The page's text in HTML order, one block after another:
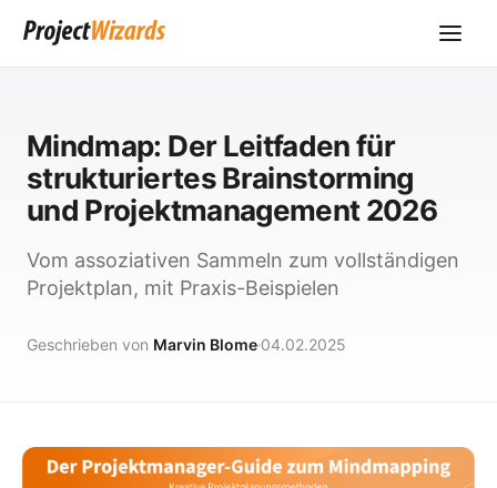
Mindmap: Der Leitfaden für
strukturiertes Brainstorming
und Projektmanagement 2026
Vom assoziativen Sammeln zum vollständigen
Projektplan, mit Praxis-Beispielen
Geschrieben von Marvin Blome 04.02.2025